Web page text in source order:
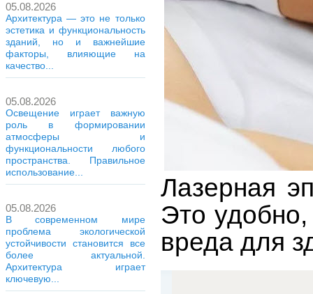
05.08.2026
Архитектура — это не только
эстетика и функциональность
зданий, но и важнейшие
факторы, влияющие на
качество...
05.08.2026
Освещение играет важную
роль в формировании
атмосферы и
функциональности любого
пространства. Правильное
использование...
05.08.2026
В современном мире
проблема экологической
устойчивости становится все
более актуальной.
Архитектура играет
ключевую...
Лазерная
Это
вреда для